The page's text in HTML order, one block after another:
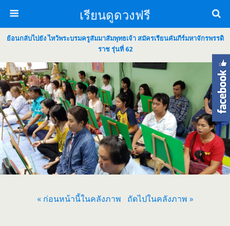
เรียนดูดวงฟรี
ย้อนกลับไปยัง ไหว้พระบรมครูสัมมาสัมพุทธเจ้า สมัครเรียนคัมภีร์มหาจักรพรรดิ
ราช รุ่นที่ 62
« ก่อนหน้านี้ในคลังภาพ ถัดไปในคลังภาพ »